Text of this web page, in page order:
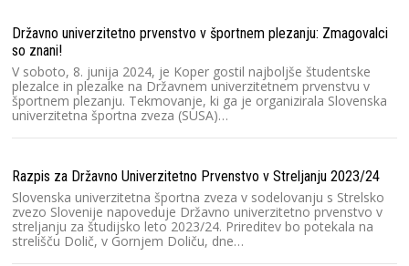
Državno univerzitetno prvenstvo v športnem plezanju: Zmagovalci
so znani!
V soboto, 8. junija 2024, je Koper gostil najboljše študentske
plezalce in plezalke na Državnem univerzitetnem prvenstvu v
športnem plezanju. Tekmovanje, ki ga je organizirala Slovenska
univerzitetna športna zveza (SUSA)…
Razpis za Državno Univerzitetno Prvenstvo v Streljanju 2023/24
Slovenska univerzitetna športna zveza v sodelovanju s Strelsko
zvezo Slovenije napoveduje Državno univerzitetno prvenstvo v
streljanju za študijsko leto 2023/24. Prireditev bo potekala na
strelišču Dolič, v Gornjem Doliču, dne…